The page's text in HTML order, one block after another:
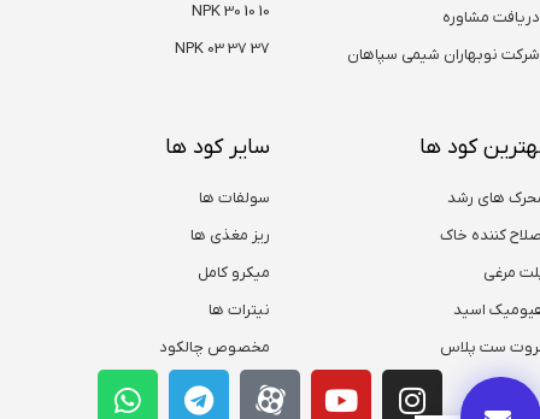
دریافت مشاوره
شرکت نوبهاران شیمی سپاهان
NPK 30 10 10
NPK 03 37 37
کود ها
های رشد
کننده خاک
مرغی
اسید
ست پلاس
سایر کود ها
سولفات ها
ریز مغذی ها
میکرو کامل
نیترات ها
مخصوص چالکود